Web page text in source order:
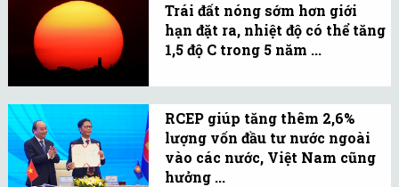
gia đình được xem là một
hướng đi tích cực trong
bối cảnh già hóa dân số.
Trái đất nóng sớm hơn giới
hạn đặt ra, nhiệt độ có thể tăng
1,5 độ C trong 5 năm ...
tiêu trong Hiệp định
Paris.
RCEP giúp tăng thêm 2,6%
lượng vốn đầu tư nước ngoài
vào các nước, Việt Nam cũng
hưởng ...